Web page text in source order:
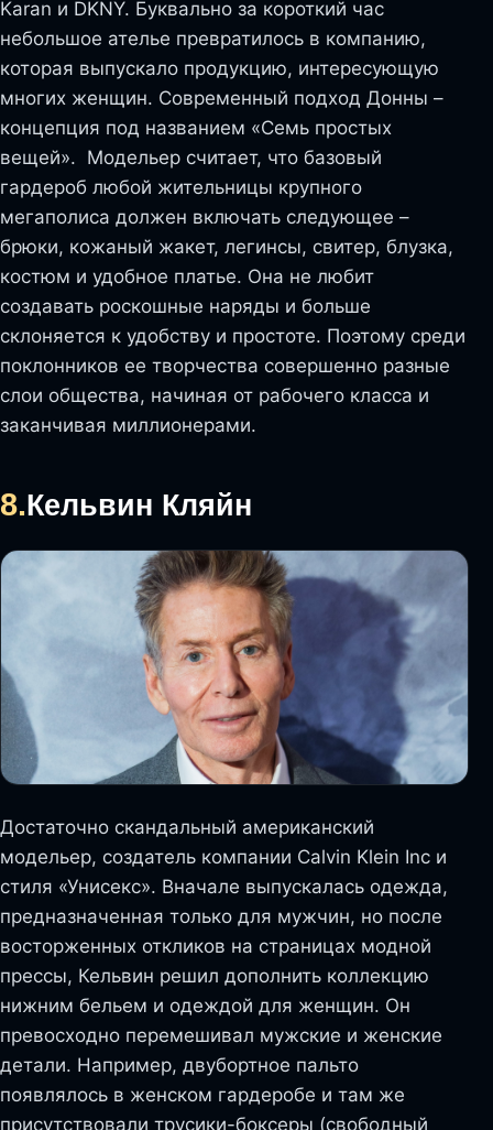
Karan и DKNY. Буквально за короткий час
небольшое ателье превратилось в компанию,
которая выпускало продукцию, интересующую
многих женщин. Современный подход Донны –
концепция под названием «Семь простых
вещей». Модельер считает, что базовый
гардероб любой жительницы крупного
мегаполиса должен включать следующее –
брюки, кожаный жакет, легинсы, свитер, блузка,
костюм и удобное платье. Она не любит
создавать роскошные наряды и больше
склоняется к удобству и простоте. Поэтому среди
поклонников ее творчества совершенно разные
слои общества, начиная от рабочего класса и
заканчивая миллионерами.
8.Кельвин Кляйн
Достаточно скандальный американский
модельер, создатель компании Calvin Klein Inc и
стиля «Унисекс». Вначале выпускалась одежда,
предназначенная только для мужчин, но после
восторженных откликов на страницах модной
прессы, Кельвин решил дополнить коллекцию
нижним бельем и одеждой для женщин. Он
превосходно перемешивал мужские и женские
детали. Например, двубортное пальто
появлялось в женском гардеробе и там же
присутствовали трусики-боксеры (свободный